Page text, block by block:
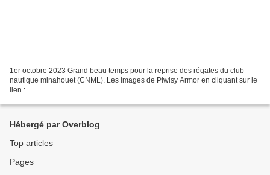
1er octobre 2023 Grand beau temps pour la reprise des régates du club
nautique minahouet (CNML). Les images de Piwisy Armor en cliquant sur le
lien :
Hébergé par Overblog
Top articles
Pages